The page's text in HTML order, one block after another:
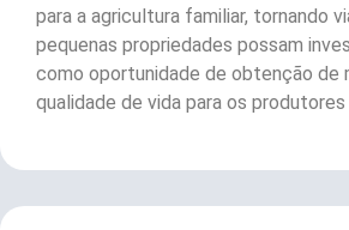
para a agricultura familiar, tornando
pequenas propriedades possam
como oportunidade de obtenção de
qualidade de vida para os produtores